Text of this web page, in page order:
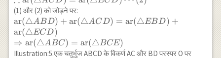
\operatorname{ar}
(\triangle
ACD)=\operatorname{ar}
(\triangle ECD) \cdots(2)
(1) और (2) को जोड़ने पर:
\operatorname{ar}
(\triangle
ABD)+\operatorname{ar}
(\triangle
ar(△ABD) + ar(△ACD) = ar(△EBD) +
ar(△ECD)
⇒ ar(△ABC) = ar(△BCE)
Illustration:5.एक चतुर्भुज ABCD के विकर्ण AC और BD परस्पर O पर